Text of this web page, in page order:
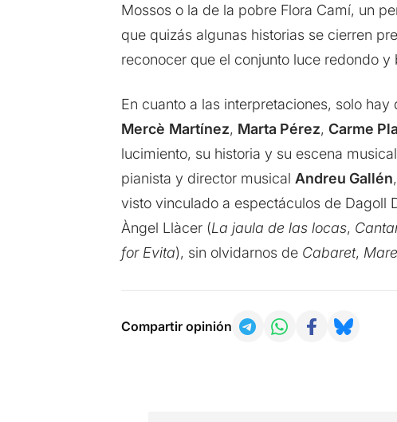
Mossos o la de la pobre Flora Camí, un
que quizás algunas historias se cierren
reconocer que el conjunto luce redondo y
En cuanto a las interpretaciones, solo
Mercè Martínez, Marta Pérez, Carme Pla
lucimiento, su historia y su escena
pianista y director musical Andreu Gallén
visto vinculado a espectáculos de Dagoll
Àngel Llàcer (La jaula de las locas,
for Evita), sin olvidarnos de Cabaret,
Compartir opinión